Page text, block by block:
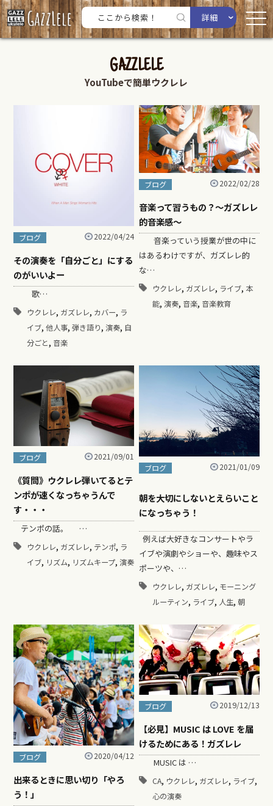
詳細
GAZZLELE
YouTubeで簡単ウクレレ
ブログ 2022/04/24
その演奏を「自分ごと」にする
のがいいよー
歌…
ウクレレ, ガズレレ, カバー, ラ
イブ, 他人事, 弾き語り, 演奏, 自
分ごと, 音楽
ブログ 2022/02/28
音楽って習うもの？〜ガズレレ
的音楽感〜
音楽っていう授業が世の中に
はあるわけですが、ガズレレ的
な…
ウクレレ, ガズレレ, ライブ, 本
能, 演奏, 音楽, 音楽教育
ブログ 2021/09/01
《質問》ウクレレ弾いてるとテ
ンポが速くなっちゃうんで
す・・・
テンポの話。 …
ウクレレ, ガズレレ, テンポ, ラ
イブ, リズム, リズムキープ, 演奏
ブログ 2021/01/09
朝を大切にしないとえらいこと
になっちゃう！
例えば大好きなコンサートやラ
イブや演劇やショーや、趣味やス
ポーツや、…
ウクレレ, ガズレレ, モーニング
ルーティン, ライブ, 人生, 朝
ブログ 2020/04/12
出来るときに思い切り「やろ
う！」
ブログ 2019/12/13
【必見】MUSIC は LOVE を届
けるためにある！ガズレレ
MUSIC は …
CA, ウクレレ, ガズレレ, ライブ,
心の演奏